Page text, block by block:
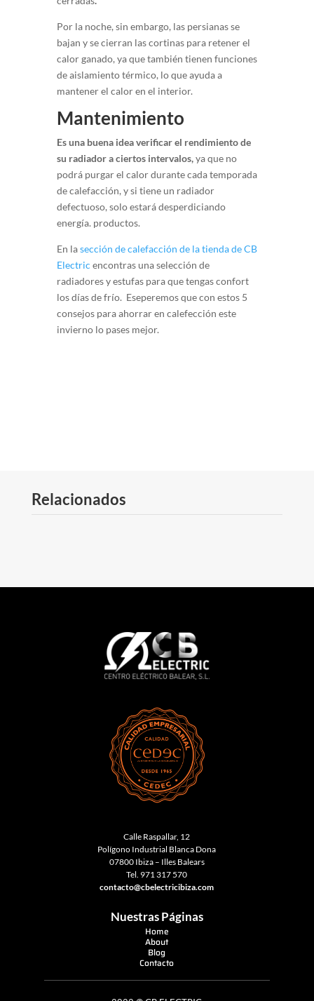
Por la noche, sin embargo, las persianas se
bajan y se cierran las cortinas para retener el
calor ganado, ya que también tienen funciones
de aislamiento térmico, lo que ayuda a
mantener el calor en el interior.
Mantenimiento
Es una buena idea verificar el rendimiento de
su radiador a ciertos intervalos,ya que no
podrá purgar el calor durante cada temporada
de calefacción, y si tiene un radiador
defectuoso, solo estará desperdiciando
energía. productos.
En lasección de calefacción de la tienda de CB
Electric encontras una selección de
radiadores y estufas para que tengas confort
los días de frío. Eseperemos que con estos 5
consejos para ahorrar en calefección este
invierno lo pases mejor.
Relacionados
Calle Raspallar, 12
Polígono Industrial Blanca Dona
07800 Ibiza – Illes Balears
Tel. 971 317 570
contacto@cbelectricibiza.com
Nuestras Páginas
Home
About
Blog
Contacto